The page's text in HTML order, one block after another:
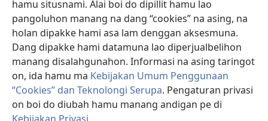
hamu situsnami. Alai boi do dipillit hamu lao
pangoluhon manang na dang “cookies” na asing, na
holan dipakke hami asa lam denggan aksesmuna.
Dang dipakke hami datamuna lao diperjualbelihon
manang disalahgunahon. Informasi na asing taringot
on, ida hamu ma Kebijakan Umum Penggunaan
“Cookies” dan Teknolongi Serupa. Pengaturan privasi
on boi do diubah hamu manang andigan pe di
new
window)JW Hub
(opens
new
window)JW Library ®
Copyright© 2026 Watch Tower Bible and Tract Society of Pennsylvania.
ATURAN LAO MAMAKKE